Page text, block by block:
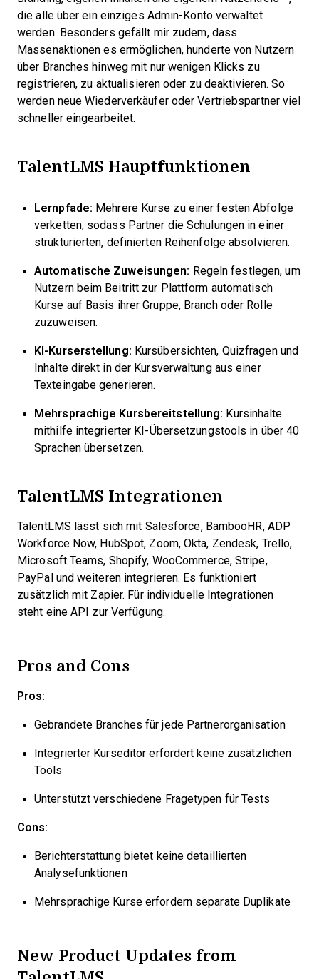
die alle über ein einziges Admin-Konto verwaltet
werden. Besonders gefällt mir zudem, dass
Massenaktionen es ermöglichen, hunderte von Nutzern
über Branches hinweg mit nur wenigen Klicks zu
registrieren, zu aktualisieren oder zu deaktivieren. So
werden neue Wiederverkäufer oder Vertriebspartner viel
schneller eingearbeitet.
TalentLMS Hauptfunktionen
Lernpfade: Mehrere Kurse zu einer festen Abfolge
verketten, sodass Partner die Schulungen in einer
strukturierten, definierten Reihenfolge absolvieren.
Automatische Zuweisungen: Regeln festlegen, um
Nutzern beim Beitritt zur Plattform automatisch
Kurse auf Basis ihrer Gruppe, Branch oder Rolle
zuzuweisen.
KI-Kurserstellung: Kursübersichten, Quizfragen und
Inhalte direkt in der Kursverwaltung aus einer
Texteingabe generieren.
Mehrsprachige Kursbereitstellung: Kursinhalte
mithilfe integrierter KI-Übersetzungstools in über 40
Sprachen übersetzen.
TalentLMS Integrationen
TalentLMS lässt sich mit Salesforce, BambooHR, ADP
Workforce Now, HubSpot, Zoom, Okta, Zendesk, Trello,
Microsoft Teams, Shopify, WooCommerce, Stripe,
PayPal und weiteren integrieren. Es funktioniert
zusätzlich mit Zapier. Für individuelle Integrationen
steht eine API zur Verfügung.
Pros and Cons
Pros:
Gebrandete Branches für jede Partnerorganisation
Integrierter Kurseditor erfordert keine zusätzlichen
Tools
Unterstützt verschiedene Fragetypen für Tests
Cons:
Berichterstattung bietet keine detaillierten
Analysefunktionen
Mehrsprachige Kurse erfordern separate Duplikate
New Product Updates from